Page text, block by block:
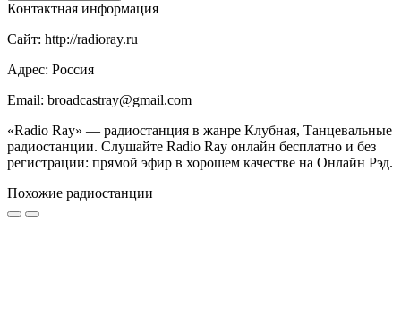
Контактная информация
Сайт: http://radioray.ru
Адрес: Россия
Email: broadcastray@gmail.com
«Radio Ray» — радиостанция в жанре Клубная, Танцевальные
радиостанции. Слушайте Radio Ray онлайн бесплатно и без
регистрации: прямой эфир в хорошем качестве на Онлайн Рэд.
Похожие радиостанции